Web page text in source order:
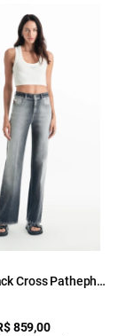
Cross Patheph
859,00